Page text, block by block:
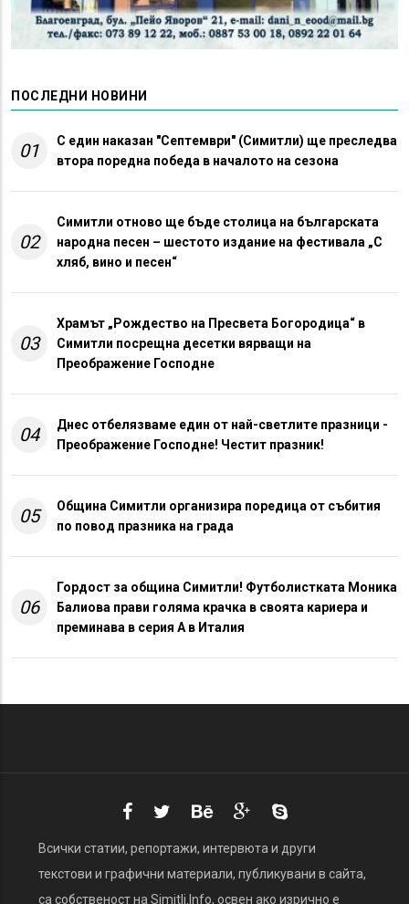
ПОСЛЕДНИ НОВИНИ
01
С един наказан "Септември" (Симитли) ще преследва
втора поредна победа в началото на сезона
02
Симитли отново ще бъде столица на българската
народна песен – шестото издание на фестивала „С
хляб, вино и песен“
03
Храмът „Рождество на Пресвета Богородица“ в
Симитли посрещна десетки вярващи на
Преображение Господне
04
Днес отбелязваме един от най-светлите празници -
Преображение Господне! Честит празник!
05
Община Симитли организира поредица от събития
по повод празника на града
06
Гордост за община Симитли! Футболистката Моника
Балиова прави голяма крачка в своята кариера и
преминава в серия А в Италия
Всички статии, репортажи, интервюта и други
текстови и графични материали, публикувани в сайта,
са собственост на Simitli.Info, освен ако изрично е